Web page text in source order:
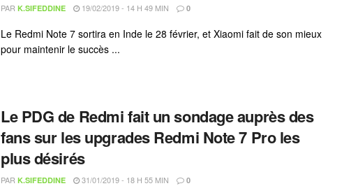
PAR K.SIFEDDINE 19/02/2019 - 14 H 49 MIN 0
Le Redmi Note 7 sortira en Inde le 28 février, et Xiaomi fait de son mieux
pour maintenir le succès ...
Le PDG de Redmi fait un sondage auprès des
fans sur les upgrades Redmi Note 7 Pro les
plus désirés
PAR K.SIFEDDINE 31/01/2019 - 18 H 55 MIN 0